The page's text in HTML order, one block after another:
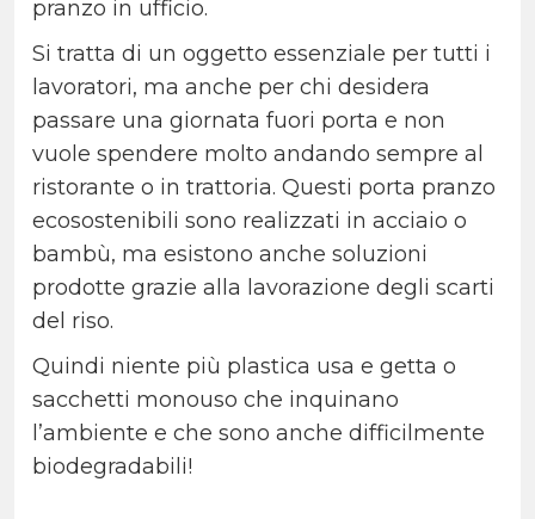
pranzo in ufficio.
Si tratta di un oggetto essenziale per tutti i
lavoratori, ma anche per chi desidera
passare una giornata fuori porta e non
vuole spendere molto andando sempre al
ristorante o in trattoria. Questi porta pranzo
ecosostenibili sono realizzati in acciaio o
bambù, ma esistono anche soluzioni
prodotte grazie alla lavorazione degli scarti
del riso.
Quindi niente più plastica usa e getta o
sacchetti monouso che inquinano
l’ambiente e che sono anche difficilmente
biodegradabili!